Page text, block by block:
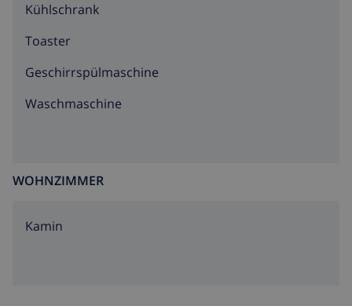
Kühlschrank
Toaster
Geschirrspülmaschine
Waschmaschine
WOHNZIMMER
Kamin